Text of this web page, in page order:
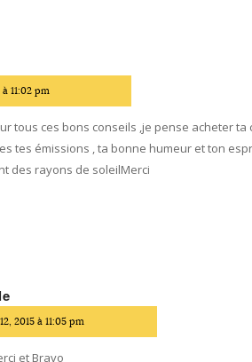
11:02 pm
tous ces bons conseils ,je pense acheter ta
tes émissions , ta bonne humeur et ton
des rayons de soleilMerci
2015 à 11:05 pm
et Bravo